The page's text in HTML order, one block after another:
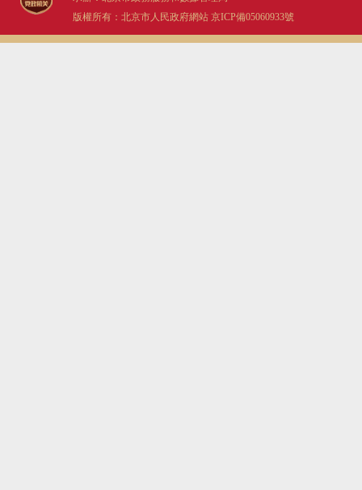
版權所有：北京市人民政府網站 京ICP備05060933號